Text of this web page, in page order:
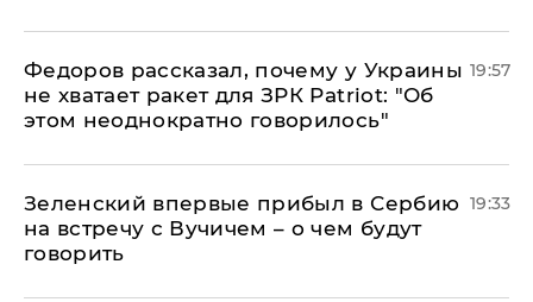
Федоров рассказал, почему у Украины
не хватает ракет для ЗРК Patriot: "Об
этом неоднократно говорилось"
19:57
Зеленский впервые прибыл в Сербию
на встречу с Вучичем – о чем будут
говорить
19:33